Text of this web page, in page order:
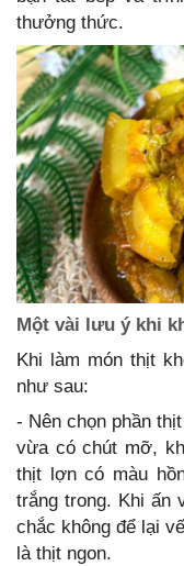
thưởng thức.
Một vài lưu ý khi
Khi làm món thịt
như sau:
- Nên chọn phần
vừa có chút mỡ,
thịt lợn có màu
trắng trong. Khi ấn
chắc không để lại
là thịt ngon.